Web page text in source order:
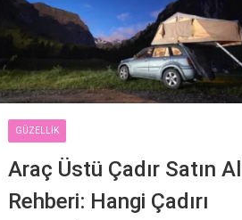
GÜZELLIK
Araç Üstü Çadır Satın
Rehberi: Hangi Çadırı